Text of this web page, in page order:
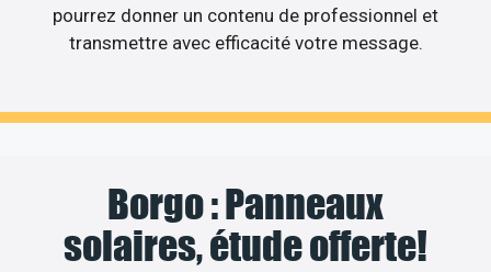
pourrez donner un contenu de professionnel et
transmettre avec efficacité votre message.
Borgo : Panneaux
solaires, étude offerte!